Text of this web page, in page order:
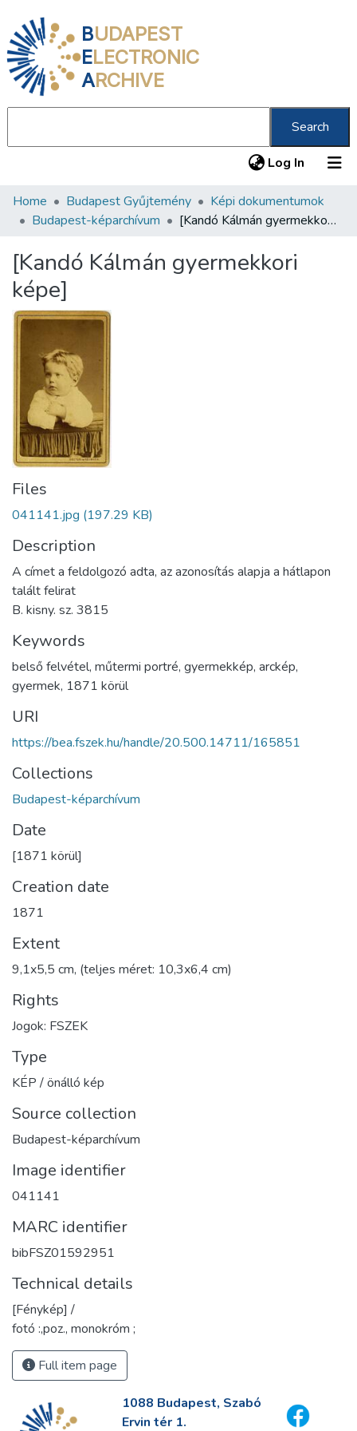
BUDAPEST
ELECTRONIC
ARCHIVE
Search
Log In (current)
Communities & Collections
Statistics
About us
Home Budapest Gyűjtemény
Képi dokumentumok
Budapest-képarchívum
[Kandó Kálmán gyermekkori képe]
[Kandó Kálmán gyermekkori
képe]
Files
041141.jpg (197.29 KB)
Description
A címet a feldolgozó adta, az azonosítás alapja a hátlapon
talált felirat
B. kisny. sz. 3815
Keywords
belső felvétel, műtermi portré, gyermekkép, arckép,
gyermek, 1871 körül
URI
https://bea.fszek.hu/handle/20.500.14711/165851
Collections
Budapest-képarchívum
Date
[1871 körül]
Creation date
1871
Extent
9,1x5,5 cm, (teljes méret: 10,3x6,4 cm)
Rights
Jogok: FSZEK
Type
KÉP / önálló kép
Source collection
Budapest-képarchívum
Image identifier
041141
MARC identifier
bibFSZ01592951
Technical details
[Fénykép] /
fotó :,poz., monokróm ;
Full item page
1088 Budapest, Szabó
Ervin tér 1.